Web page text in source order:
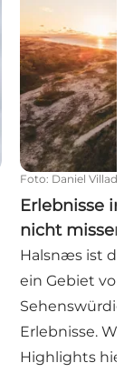
Foto: Daniel
Erlebnisse
nicht
Halsnæs ist
ein Gebiet
Erlebnisse.
Highlights